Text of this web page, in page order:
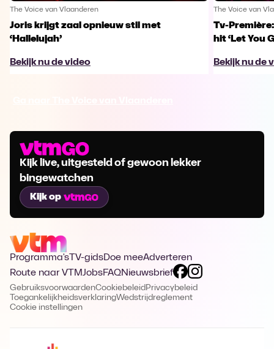
The Voice van Vlaanderen
Joris krijgt zaal opnieuw stil met
‘Hallelujah’
Bekijk nu de video
The Voice van
Tv-
hit ‘Let You
Bekijk nu de
Kijk live, uitgesteld of gewoon lekker
bingewatchen
Kijk op
Programma's TV-gidsDoe meeAdverteren
Route naar VTMJobsFAQNieuwsbrief
GebruiksvoorwaardenCookiebeleid Privacybeleid
ToegankelijkheidsverklaringWedstrijdreglement
Cookie instellingen